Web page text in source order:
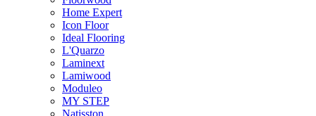
Home Expert
Icon Floor
Ideal Flooring
L'Quarzo
Laminext
Lamiwood
Moduleo
MY STEP
Natisston